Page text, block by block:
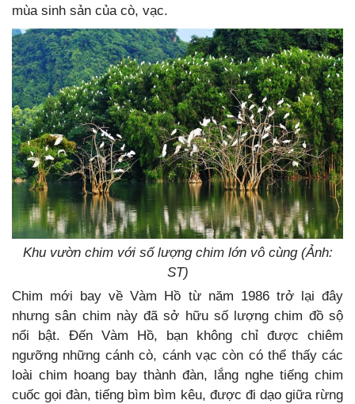
mùa sinh sản của cò, vạc.
Khu vườn chim với số lượng chim lớn vô cùng (Ảnh:
ST)
Chim mới bay về Vàm Hồ từ năm 1986 trở lại đây
nhưng sân chim này đã sở hữu số lượng chim đồ sộ
nổi bật. Đến Vàm Hồ, bạn không chỉ được chiêm
ngưỡng những cánh cò, cánh vạc còn có thể thấy các
loài chim hoang bay thành đàn, lắng nghe tiếng chim
cuốc gọi đàn, tiếng bìm bìm kêu, được đi dạo giữa rừng